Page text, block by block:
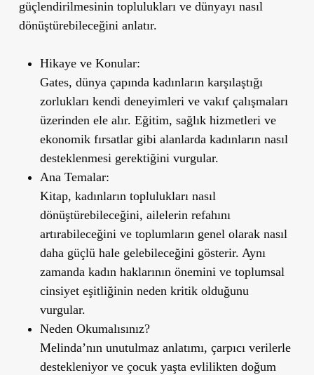
güçlendirilmesinin toplulukları ve dünyayı nasıl
dönüştürebileceğini anlatır.
Hikaye ve Konular:
Gates, dünya çapında kadınların karşılaştığı
zorlukları kendi deneyimleri ve vakıf çalışmaları
üzerinden ele alır. Eğitim, sağlık hizmetleri ve
ekonomik fırsatlar gibi alanlarda kadınların nasıl
desteklenmesi gerektiğini vurgular.
Ana Temalar:
Kitap, kadınların toplulukları nasıl
dönüştürebileceğini, ailelerin refahını
artırabileceğini ve toplumların genel olarak nasıl
daha güçlü hale gelebileceğini gösterir. Aynı
zamanda kadın haklarının önemini ve toplumsal
cinsiyet eşitliğinin neden kritik olduğunu
vurgular.
Neden Okumalısınız?
Melinda’nın unutulmaz anlatımı, çarpıcı verilerle
destekleniyor ve çocuk yaşta evlilikten doğum